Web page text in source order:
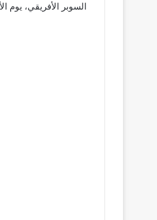
السوبر الأفريقي، يوم الأربعاء الموافق